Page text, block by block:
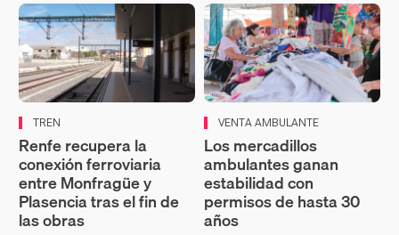
TREN
Renfe recupera la
conexión ferroviaria
entre Monfragüe y
Plasencia tras el fin de
las obras
VENTA AMBULANTE
Los mercadillos
ambulantes ganan
estabilidad con
permisos de hasta 30
años